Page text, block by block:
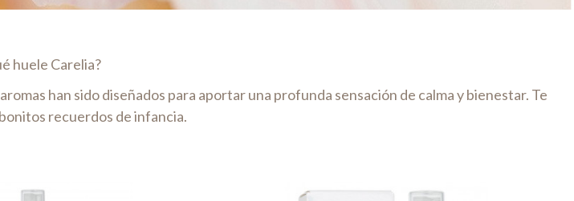
huele Carelia?
han sido diseñados para aportar una profunda sensación de calma y bienestar. Te
recuerdos de infancia.